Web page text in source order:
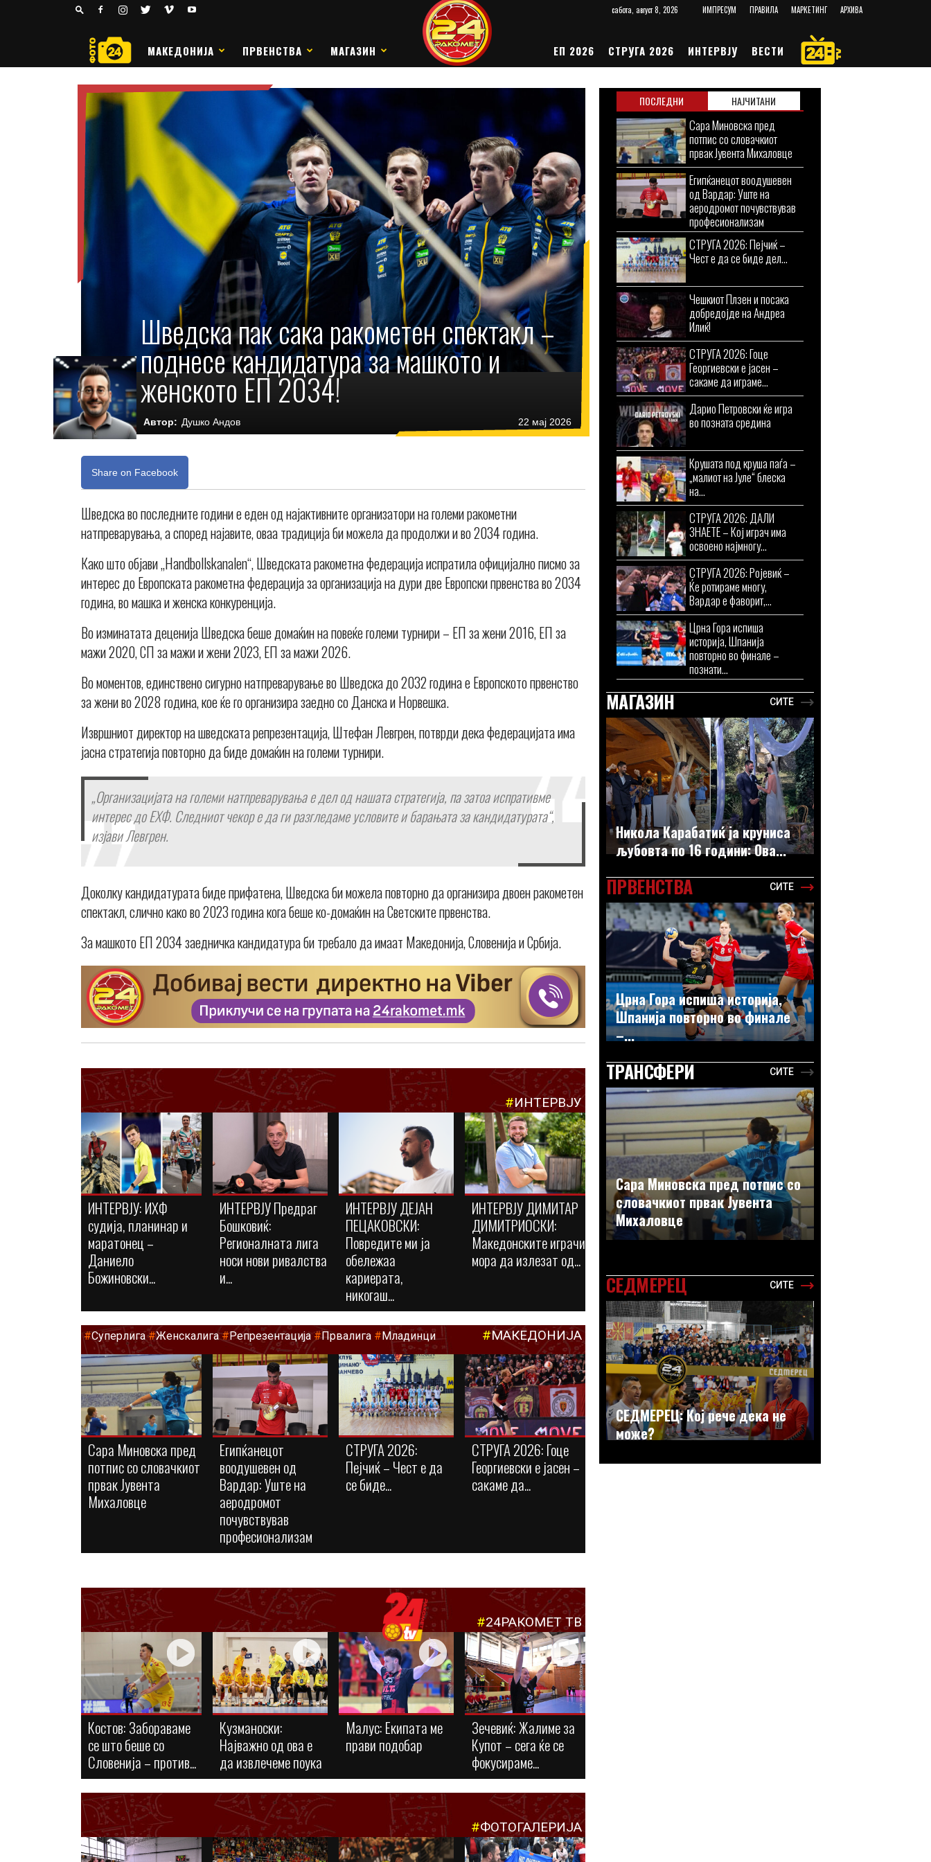
сабота, август 8, 2026 ИМПРЕСУМ ПРАВИЛА МАРКЕТИНГ АРХИВА
РАКОМЕТ
МАКЕДОНИЈА ПРВЕНСТВА МАГАЗИН ЕП 2026 СТРУГА 2026 ИНТЕРВЈУ ВЕСТИ
Шведска пак сака ракометен спектакл –
поднесе кандидатура за машкото и
женското ЕП 2034!
Автор: Душко Андов 22 мај 2026
Share on Facebook
Шведска во последните години е еден од најактивните организатори на големи ракометни
натпреварувања, а според најавите, оваа традиција би можела да продолжи и во 2034 година.
Како што објави „Handbollskanalen“, Шведската ракометна федерација испратила официјално писмо за
интерес до Европската ракометна федерација за организација на дури две Европски првенства во 2034
година, во машка и женска конкуренција.
Во изминатата деценија Шведска беше домаќин на повеќе големи турнири – ЕП за жени 2016, ЕП за
мажи 2020, СП за мажи и жени 2023, ЕП за мажи 2026.
Во моментов, единствено сигурно натпреварување во Шведска до 2032 година е Европското првенство
за жени во 2028 година, кое ќе го организира заедно со Данска и Норвешка.
Извршниот директор на шведската репрезентација, Штефан Левгрен, потврди дека федерацијата има
јасна стратегија повторно да биде домаќин на големи турнири.
„Организацијата на големи натпреварувања е дел од нашата стратегија, па затоа испративме
интерес до ЕХФ. Следниот чекор е да ги разгледаме условите и барањата за кандидатурата“,
изјави Левгрен.
Доколку кандидатурата биде прифатена, Шведска би можела повторно да организира двоен ракометен
спектакл, слично како во 2023 година кога беше ко-домаќин на Светските првенства.
За машкото ЕП 2034 заедничка кандидатура би требало да имаат Македонија, Словенија и Србија.
#ИНТЕРВЈУ
ИНТЕРВЈУ: ИХФ
судија, планинар и
маратонец –
Даниело
Божиновски...
ИНТЕРВЈУ Предраг
Бошковиќ:
Регионалната лига
носи нови ривалства
и...
ИНТЕРВЈУ ДЕЈАН
ПЕЦАКОВСКИ:
Повредите ми ја
обележаа
кариерата,
никогаш...
ИНТЕРВЈУ ДИМИТАР
ДИМИТРИОСКИ:
Македонските играчи
мора да излезат од...
#Суперлига #Женскалига#Репрезентација #Првалига #Младинци #МАКЕДОНИЈА
Сара Миновска пред
потпис со словачкиот
првак Јувента
Михаловце
Египќанецот
воодушевен од
Вардар: Уште на
аеродромот
почувствував
професионализам
СТРУГА 2026:
Пејчиќ – Чест е да
се биде...
СТРУГА 2026: Гоце
Георгиевски е јасен –
сакаме да...
#24РАКОМЕТ ТВ
Костов: Забораваме
се што беше со
Словенија – против...
Кузманоски:
Најважно од ова е
да извлечеме поука
Малус: Eкипата ме
прави подобар
Зечевиќ: Жалиме за
Купот – сега ќе се
фокусираме...
#ФОТОГАЛЕРИЈА
ПОСЛЕДНИ НАЈЧИТАНИ
Сара Миновска пред
потпис со словачкиот
првак Јувента Михаловце
Египќанецот воодушевен
од Вардар: Уште на
аеродромот почувствував
професионализам
СТРУГА 2026: Пејчиќ –
Чест е да се биде дел...
Чешкиот Плзен и посака
добредојде на Андреа
Илиќ!
СТРУГА 2026: Гоце
Георгиевски е јасен –
сакаме да играме...
Дарио Петровски ќе игра
во позната средина
Крушата под круша паѓа –
„малиот на Јуле“ блеска
на...
СТРУГА 2026: ДАЛИ
ЗНАЕТЕ – Кој играч има
освоено најмногу...
СТРУГА 2026: Ројевиќ –
Ќе ротираме многу,
Вардар е фаворит,...
Црна Гора испиша
историја, Шпанија
повторно во финале –
познати...
МАГАЗИН СИТЕ
Никола Карабатиќ ја круниса
љубовта по 16 години: Ова...
ПРВЕНСТВА СИТЕ
Црна Гора испиша историја,
Шпанија повторно во финале
–...
ТРАНСФЕРИ СИТЕ
Сара Миновска пред потпис со
словачкиот првак Јувента
Михаловце
СЕДМЕРЕЦ СИТЕ
СЕДМЕРЕЦ: Кој рече дека не
може?